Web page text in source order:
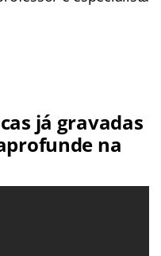
já gravadas
na